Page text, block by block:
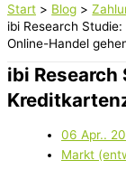
Start Blog
ibi Research
Online-Handel
ibi
06 Apr..
Markt